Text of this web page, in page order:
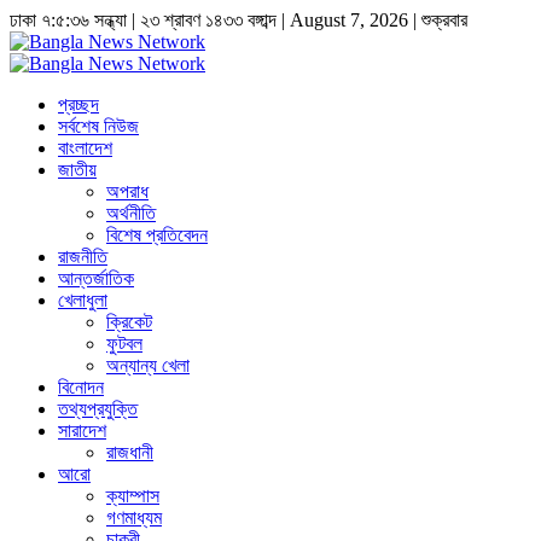
ঢাকা ৭:৫:৩৭ সন্ধ্যা | ২৩ শ্রাবণ ১৪৩৩ বঙ্গাব্দ | August 7, 2026 |শুক্রবার
প্রচ্ছদ
সর্বশেষ নিউজ
বাংলাদেশ
জাতীয়
অপরাধ
অর্থনীতি
বিশেষ প্রতিবেদন
রাজনীতি
আন্তর্জাতিক
খেলাধুলা
ক্রিকেট
ফুটবল
অন্যান্য খেলা
বিনোদন
তথ্যপ্রযুক্তি
সারাদেশ
রাজধানী
আরো
ক্যাম্পাস
গণমাধ্যম